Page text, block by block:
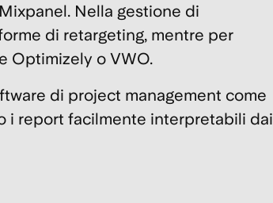
Nella gestione di
di retargeting, mentre per
Optimizely o VWO.
di project management come
i report facilmente interpretabili dai